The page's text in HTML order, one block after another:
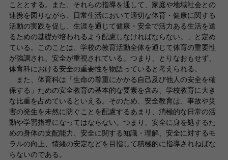
こととする。また、それらの指導を通して、家庭や地域社会との
連携を図りながら、日常生活において適切な体育・健康に関する
活動の実践を促し、生涯を通じて健康・安全で活力ある生活を送
るための基礎が培われるよう配慮しなければならない。」と定め
ている。このことは、学校の教育活動全体を通じて体育の重要性
が強調され、安全が重視されている。つまり、とりなおもせず、
体育科における安全の重要性を物語っていると考えられる。
また、体育科は「生命の尊重にかかる自己及び他人の安全を確
保する」ための安全教育の基本的な要素を含み、学校教育に大き
な比重を占めているといえる。そのため、安全教育は、事故や災
害の発生を未然に防ぐことを配慮するあまり、消極的な日常の活
動や学習指導になってはならない。つまり、安全に身を処するた
めの身体の支配能力、安全に関する知識・理解、安全に対するモ
ラルの向上、情緒の安定などを目指して積極的に指導されねばな
らないのである。